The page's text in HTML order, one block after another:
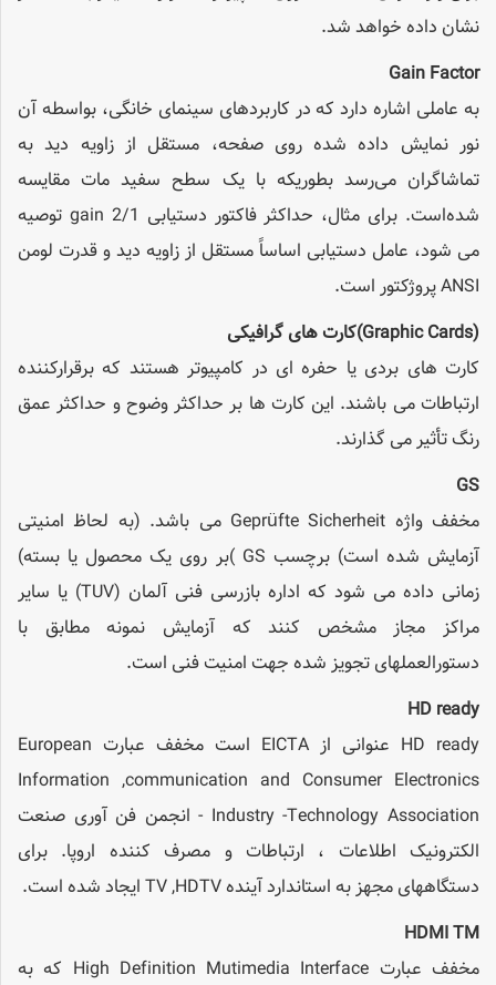
نشان داده خواهد شد.
Gain Factor
به عاملی اشاره دارد که در کاربردهای سینمای خانگی، بواسطه آن
نور نمایش داده شده روی صفحه، مستقل از زاویه دید به
تماشاگران می‌رسد بطوریکه با یک سطح سفید مات مقایسه
شده‌است. برای مثال، حداکثر فاکتور دستیابی gain 2/1 توصیه
می شود، عامل دستیابی اساساً مستقل از زاویه دید و قدرت لومن
ANSI پروژکتور است.
(Graphic Cards)
کارت های گرافیکی
کارت های بردی یا حفره ای در کامپیوتر هستند که برقرارکننده
ارتباطات می باشند. این کارت ها بر حداکثر وضوح و حداکثر عمق
رنگ تأثیر می گذارند.
GS
مخفف واژه Geprüfte Sicherheit می باشد. (به لحاظ امنیتی
آزمایش شده است) برچسب GS )بر روی یک محصول یا بسته)
زمانی داده می شود که اداره بازرسی فنی آلمان (TUV) یا سایر
مراکز مجاز مشخص کنند که آزمایش نمونه مطابق با
دستورالعملهای تجویز شده جهت امنیت فنی است.
HD ready
HD ready عنوانی از EICTA است مخفف عبارت European
Information ,communication and Consumer Electronics
Industry -Technology Association - انجمن فن آوری صنعت
الکترونیک اطلاعات ، ارتباطات و مصرف کننده اروپا. برای
دستگاههای مجهز به استاندارد آینده TV ,HDTV ایجاد شده است.
HDMI TM
مخفف عبارت High Definition Mutimedia Interface که به